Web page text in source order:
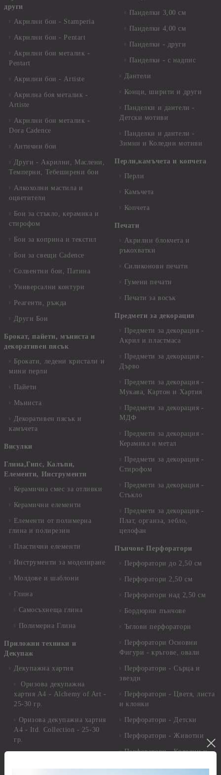
други
Акрилни бои - Stamperia
Акрилни бои - Pentart
Акрилни бои металик -
Pentart
Акрилни бои - Artiste
Акрилна боя металик -
Artiste
Акрилни бои металик -
Dora Cadence
Антични бои
Други - Акрилни, Маслени,
Темперни, Тебеширени бои
Алкохолни мастила и
оцветители
Бои за стъкло, керамика и
стирофом
Бои за коприна и текстил
Бои за свещи Cadence
Солвентни бои, Патина
Универсални контури
Реагенти, ръжда
Други Бои
Брокат, пайети, мъниста и
декоративен пясък
Брокати, ледени кристали и
мини перли
Пайети
Мъниста
Декоративен пясък и
камъчета
Висулки
Глина,Гипс, Калъпи,
Елементи, Инструменти
Керамична смес за отливки
Керамични елементи
Елементи от полимерна
глина и полирезин
Пластични елементи
Инструменти за моделиране
Молдове и шаблони
Глина
Самосъхнеща глина
Полимерна Глина
Приложни техники и
Декупаж
Декупажна хартия
Оризова декупажна
хартия А4 - Alchemy of Art -
25-30 гр.
Оризова декупажна хартия
А4 - Itd. Collection - 25-30
гр.
Панделки 3,00 см
Панделки 4,00 см
Панделки - други
Панделки - с надпис
Дантели
Конци, ширити и други
Панделки и дантели -
Детски мотиви
Панделки и дантели -
Зимни и Коледни мотиви
Перли,камъчета и копчета
Перли
Камъчета
Копчета
Печати
Акрилни блокчета и
ръкохватки
Силиконови печати
Гумени печати
Печати за восък
Предмети за декорация
Предмети за декорация -
Акрил и пластмаса
Предмети за декорация -
Дърво
Предмети за декорация -
Мукава, Картон и Хартия
Предмети за декорация -
МДФ
Предмети за декорация -
Керамика и метал
Предмети за декорация -
Стирофом
Предмети за декорация -
Стъкло
Предмети за декорация -
Плат, органза, зебло,
целофан
Пънчове Перфоратори
Перфоратори до 2,50 см
Перфоратори 2,50 см
Перфоратори над 2,50 см
Бордюрни пънчове
Ъглови перфоратори
Перфоратори Основни
Фигури - кръгове, овали
Перфоратори - Сърца и
звезди
Перфоратори - Цветя, листа
и клонки
Перфоратори - Детски
Перфоратори - Животни
Перфоратори - Коледни и